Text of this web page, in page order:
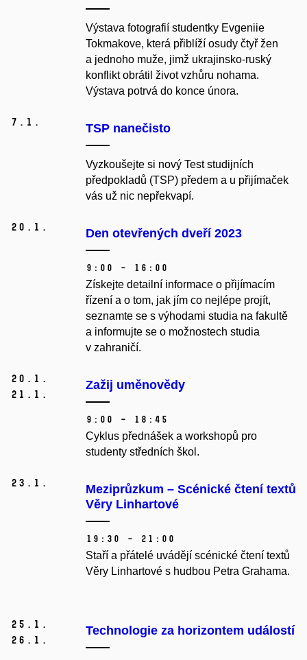
Výstava fotografií studentky Evgeniie
Tokmakove, která přiblíží osudy čtyř žen
a jednoho muže, jimž ukrajinsko-ruský
konflikt obrátil život vzhůru nohama.
Výstava potrvá do konce února.
7. 1. TSP nanečisto
Vyzkoušejte si nový Test studijních
předpokladů (TSP) předem a u přijímaček
vás už nic nepřekvapí.
20. 1. Den otevřených dveří 2023
9:00 – 16:00
Získejte detailní informace o přijímacím
řízení a o tom, jak jím co nejlépe projít,
seznamte se s výhodami studia na fakultě
a informujte se o možnostech studia
v zahraničí.
20. 1.
21. 1.
Zažij uměnovědy
9:00 – 18:45
Cyklus přednášek a workshopů pro
studenty středních škol.
23. 1.
Meziprůzkum – Scénické čtení textů
Věry Linhartové
19:30 – 21:00
Staří a přátelé uvádějí scénické čtení textů
Věry Linhartové s hudbou Petra Grahama.
25. 1.
26. 1.
Technologie za horizontem událostí